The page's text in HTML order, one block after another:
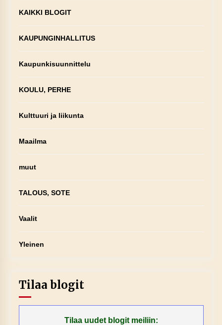
KAIKKI BLOGIT
KAUPUNGINHALLITUS
Kaupunkisuunnittelu
KOULU, PERHE
Kulttuuri ja liikunta
Maailma
muut
TALOUS, SOTE
Vaalit
Yleinen
Tilaa blogit
Tilaa uudet blogit meiliin: